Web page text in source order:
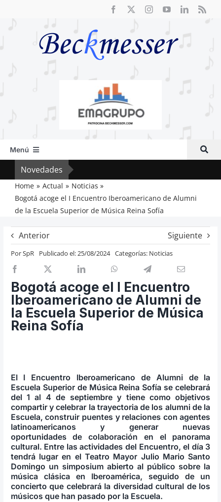
Menú
Inicio
Actual
Artículos
Previos de ópera
Entrevistas
Recomendación
Cosas de Beckmesser
Nosotros y privacidad
Buscar:
Novedades
Home Actual
Noticias
Bogotá acoge el I Encuentro Iberoamericano de Alumni
de la Escuela Superior de Música Reina Sofía
Anterior Siguiente
PorSpR Publicado el: 25/08/2024 Categorías: Noticias
Bogotá acoge el I Encuentro
Iberoamericano de Alumni de
la Escuela Superior de Música
Reina Sofía
El I Encuentro Iberoamericano de Alumni de la
Escuela Superior de Música Reina Sofía se celebrará
del 1 al 4 de septiembre y tiene como objetivos
compartir y celebrar la trayectoria de los alumni de la
Escuela, construir puentes y relaciones con agentes
latinoamericanos y generar nuevas
oportunidades
de colaboración en el panorama
cultural. Entre las actividades del Encuentro, el día 3
tendrá lugar en el Teatro Mayor Julio Mario Santo
Domingo un simposium abierto al público sobre la
música clásica en Iberoamérica, seguido de un
concierto que celebrará la diversidad cultural de los
músicos que han pasado por la Escuela.